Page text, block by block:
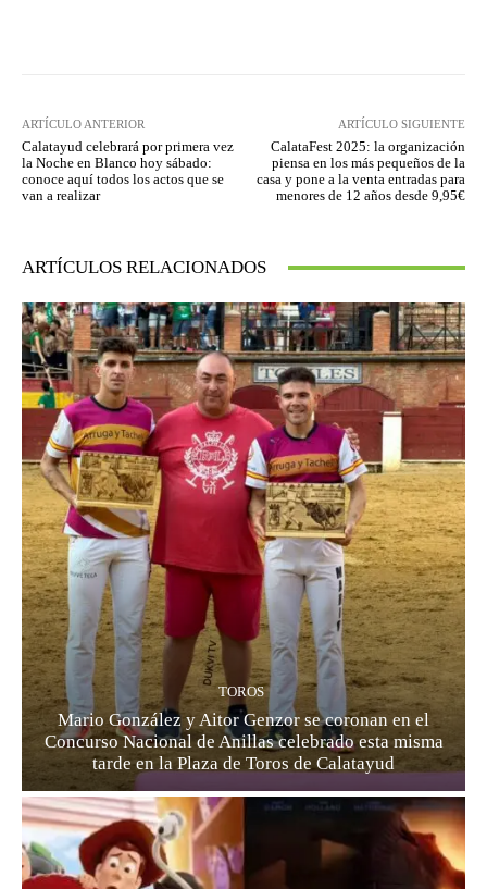
ARTÍCULO ANTERIOR
Calatayud celebrará por primera vez
la Noche en Blanco hoy sábado:
conoce aquí todos los actos que se
van a realizar
ARTÍCULO SIGUIENTE
CalataFest 2025: la organización
piensa en los más pequeños de la
casa y pone a la venta entradas para
menores de 12 años desde 9,95€
ARTÍCULOS RELACIONADOS
TOROS
Mario González y Aitor Genzor se coronan en el
Concurso Nacional de Anillas celebrado esta misma
tarde en la Plaza de Toros de Calatayud